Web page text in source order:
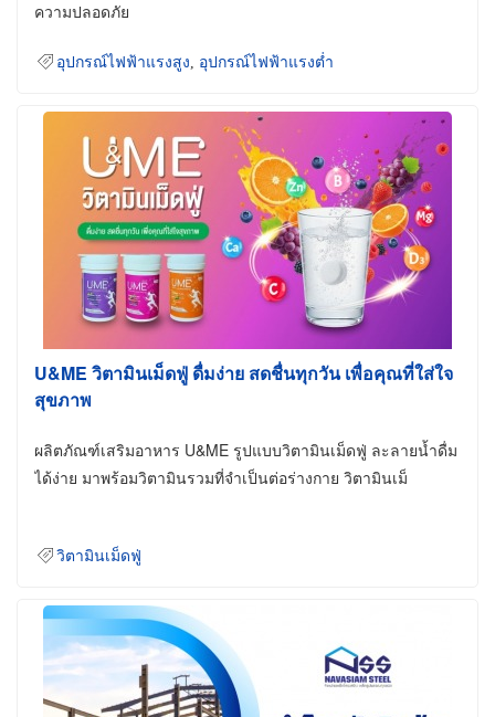
ความปลอดภัย
อุปกรณ์ไฟฟ้าแรงสูง อุปกรณ์ไฟฟ้าแรงต่ำ
U&ME วิตามินเม็ดฟู่ ดื่มง่าย สดชื่นทุกวัน เพื่อคุณที่ใส่ใจ
สุขภาพ
ผลิตภัณฑ์เสริมอาหาร U&ME รูปแบบวิตามินเม็ดฟู่ ละลายน้ำดื่ม
ได้ง่าย มาพร้อมวิตามินรวมที่จำเป็นต่อร่างกาย วิตามินเม็
วิตามินเม็ดฟู่